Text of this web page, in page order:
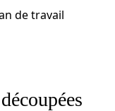
de travail